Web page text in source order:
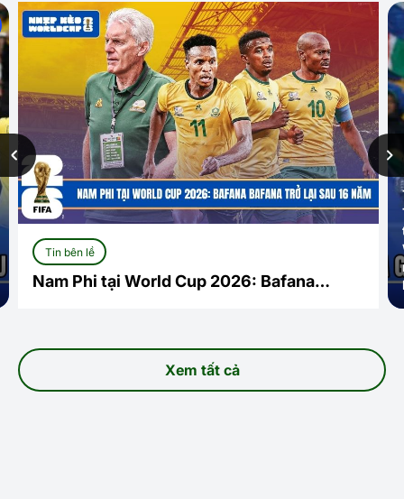
Xem tất cả
Tin bên lề
Nam Phi tại World Cup 2026: Bafana